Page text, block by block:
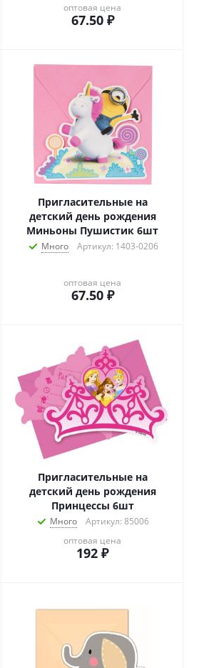
оптовая цена
67.50₽
Пригласительные на
детский день рождения
Миньоны Пушистик 6шт
Много Артикул: 1403-0206
оптовая цена
67.50₽
Пригласительные на
детский день рождения
Принцессы 6шт
Много
Артикул: 85006
оптовая цена
192 ₽